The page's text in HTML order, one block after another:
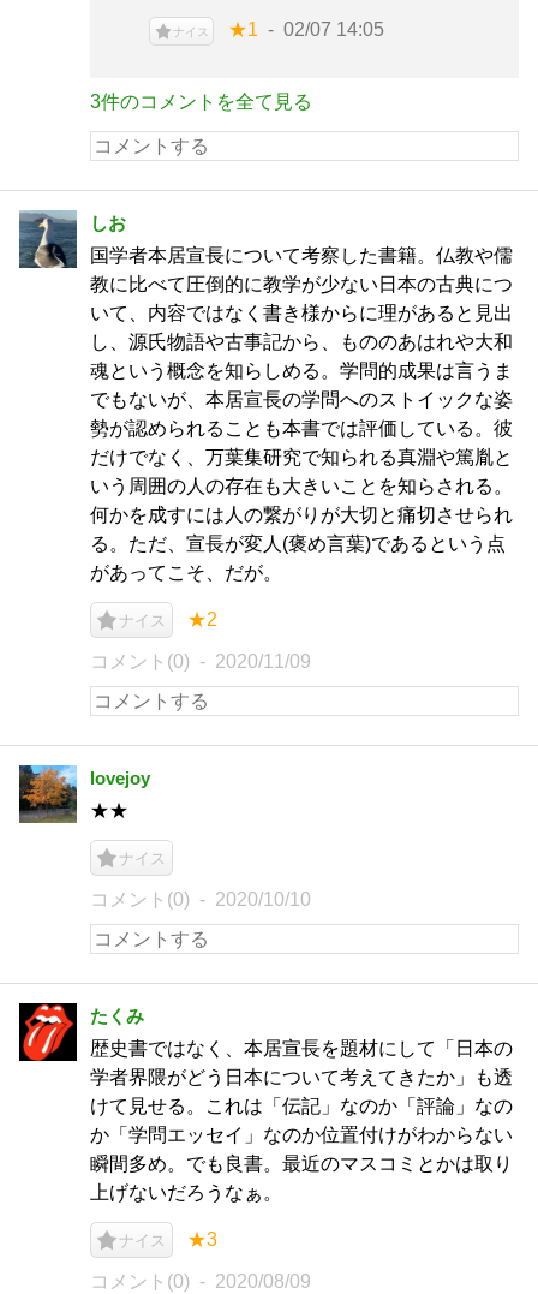
ナイス ★1 02/07 14:05
3件のコメントを全て見る
しお
国学者本居宣長について考察した書籍。仏教や儒
教に比べて圧倒的に教学が少ない日本の古典につ
いて、内容ではなく書き様からに理があると見出
し、源氏物語や古事記から、もののあはれや大和
魂という概念を知らしめる。学問的成果は言うま
でもないが、本居宣長の学問へのストイックな姿
勢が認められることも本書では評価している。彼
だけでなく、万葉集研究で知られる真淵や篤胤と
いう周囲の人の存在も大きいことを知らされる。
何かを成すには人の繋がりが大切と痛切させられ
る。ただ、宣長が変人(褒め言葉)であるという点
があってこそ、だが。
ナイス ★2
コメント(0) 2020/11/09
lovejoy
★★
ナイス
コメント(0) 2020/10/10
たくみ
歴史書ではなく、本居宣長を題材にして「日本の
学者界隈がどう日本について考えてきたか」も透
けて見せる。これは「伝記」なのか「評論」なの
か「学問エッセイ」なのか位置付けがわからない
瞬間多め。でも良書。最近のマスコミとかは取り
上げないだろうなぁ。
ナイス ★3
コメント(0) 2020/08/09